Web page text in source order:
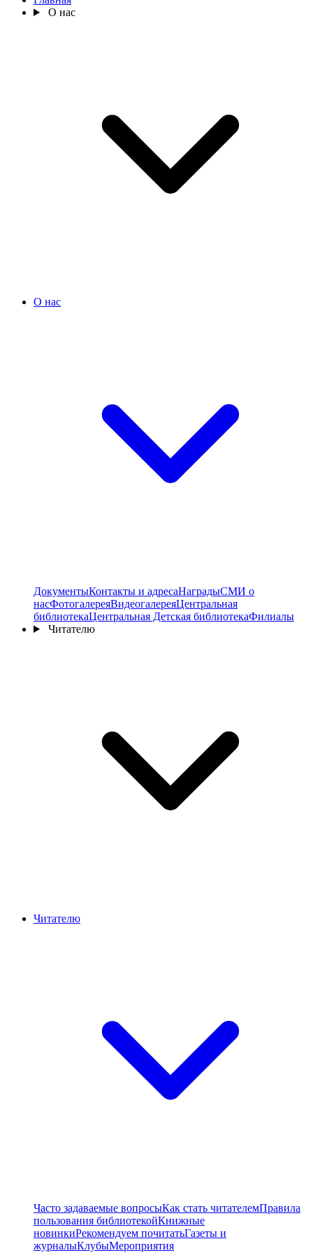
О нас
О нас
ДокументыКонтакты и адресаНаградыСМИ о
насФотогалереяВидеогалереяЦентральная
библиотекаЦентральная Детская библиотекаФилиалы
Читателю
Читателю
Часто задаваемые вопросыКак стать читателемПравила
пользования библиотекойКнижные
новинкиРекомендуем почитатьГазеты и
журналыКлубыМероприятия